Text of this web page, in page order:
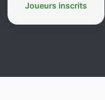
Joueurs inscrits